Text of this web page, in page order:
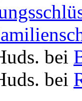
bei
bei